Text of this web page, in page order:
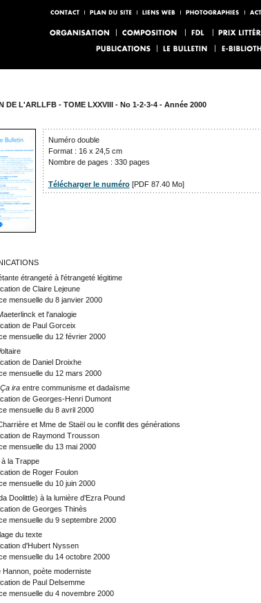
DE L'ARLLFB - TOME LXXVIII - No 1-2-3-4 - Année 2000
Numéro double
Format : 16 x 24,5 cm
Nombre de pages : 330 pages
Télécharger le numéro[PDF 87.40 Mo]
étrangeté à l'étrangeté légitime
de Claire Lejeune
mensuelle du 8 janvier 2000
et l'analogie
de Paul Gorceix
mensuelle du 12 février 2000
de Daniel Droixhe
mensuelle du 12 mars 2000
Ça iraentre communisme et dadaïsme
de Georges-Henri Dumont
mensuelle du 8 avril 2000
et Mme de Staël ou le conflit des générations
de Raymond Trousson
mensuelle du 13 mai 2000
la Trappe
de Roger Foulon
mensuelle du 10 juin 2000
Doolittle) à la lumière d'Ezra Pound
de Georges Thinès
mensuelle du 9 septembre 2000
du texte
d'Hubert Nyssen
mensuelle du 14 octobre 2000
Hannon, poète moderniste
de Paul Delsemme
mensuelle du 4 novembre 2000